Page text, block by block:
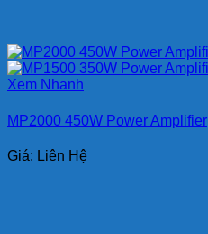
Xem Nhanh
MP2000 450W Power Amplifier
Giá: Liên Hệ